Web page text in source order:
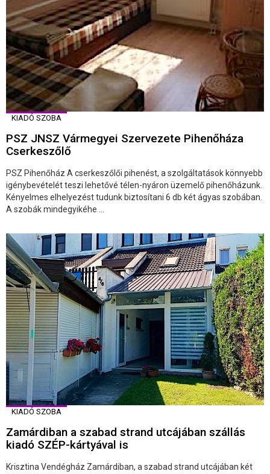
KIADÓ SZOBA
PSZ JNSZ Vármegyei Szervezete Pihenőháza
Cserkeszőlő
PSZ Pihenőház A cserkeszőlői pihenést, a szolgáltatások könnyebb
igénybevételét teszi lehetővé télen-nyáron üzemelő pihenőházunk.
Kényelmes elhelyezést tudunk biztosítani 6 db két ágyas szobában.
A szobák mindegyikéhe ...
KIADÓ SZOBA
Zamárdiban a szabad strand utcájában szállás
kiadó SZÉP-kártyával is
Krisztina Vendégház Zamárdiban, a szabad strand utcájában két